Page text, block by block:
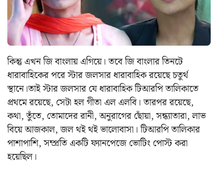
কিন্তু এখন জি বাংলায় এগিয়ে। তবে জি বাংলার তিনটে
ধারাবাহিকের পরে স্টার জলসার ধারাবাহিক রয়েছে চতুর্থ
স্থানে।তাই স্টার জলসার যে ধারাবাহিক টিআরপি তালিকাতে
প্রথমে রয়েছে, সেটা হল গীতা এল এলবি। তারপর রয়েছে,
কথা, তুঁতে, তোমাদের রানী, অনুরাগের ছোঁয়া, সন্ধ্যাতারা, লাভ
বিয়ে আজকাল, জল থই থই ভালোবাসা। টিআরপি তালিকার
পাশাপাশি, সম্প্রতি একটি ফ্যানপেজে ভোটিং পোস্ট করা
হয়েছিল।